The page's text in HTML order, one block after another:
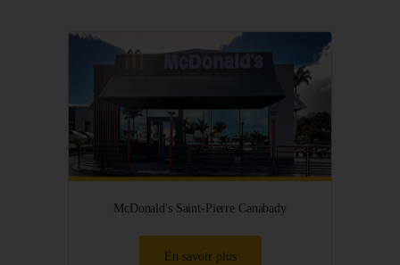
McDonald's Saint-Pierre Canabady
En savoir plus